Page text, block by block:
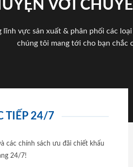
VỚI
vực sản xuất & phân phối các
chúng tôi mang tới cho bạn chắc
TIẾP 24/7
các chính sách ưu đãi chiết khấu
24/7!